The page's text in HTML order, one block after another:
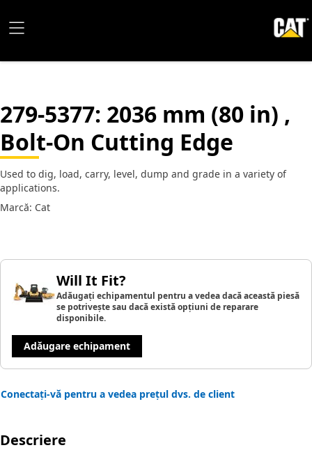
279-5377: 2036 mm (80 in) ,
Bolt-On Cutting Edge
Used to dig, load, carry, level, dump and grade in a variety of
applications.
Marcă: Cat
Will It Fit?
Adăugați echipamentul pentru a vedea dacă această piesă
se potrivește sau dacă există opțiuni de reparare
disponibile.
Adăugare echipament
Conectați-vă pentru a vedea prețul dvs. de client
Descriere